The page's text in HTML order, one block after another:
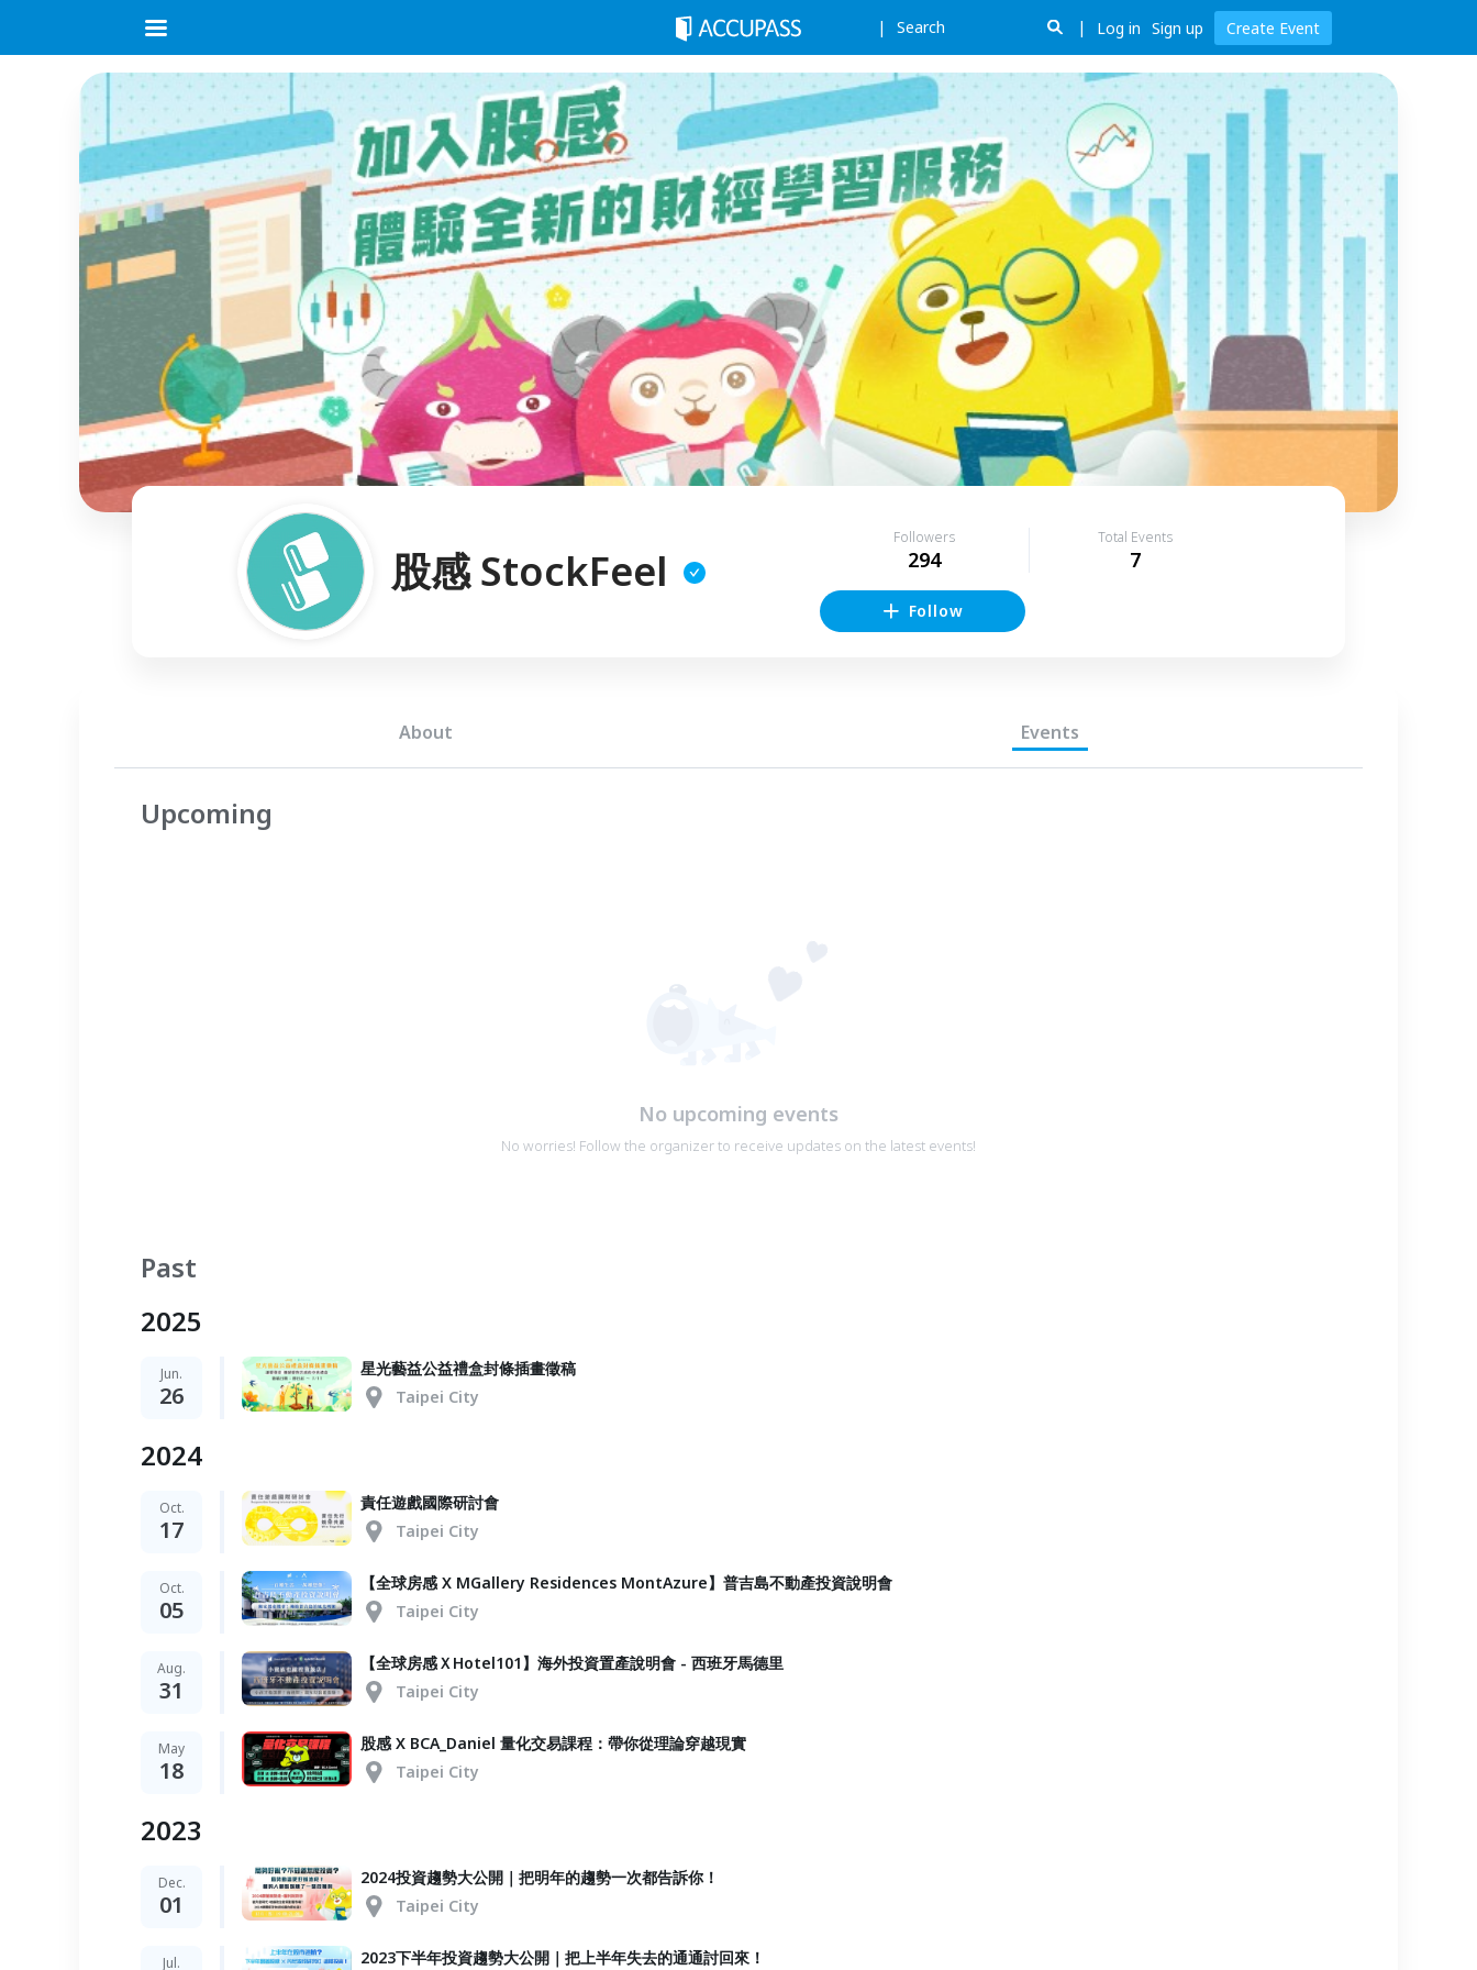
Search Log in Sign up Create Event
股感 StockFeel
Followers
294
Total Events
7
Follow
About Events
Upcoming
No upcoming events
No worries! Follow the organizer to receive updates on the latest events!
Past
2025
Jun.
26
星光藝益公益禮盒封條插畫徵稿
Taipei City
2024
Oct.
17
責任遊戲國際研討會
Taipei City
Oct.
05
【全球房感 X MGallery Residences MontAzure】普吉島不動產投資說明會
Taipei City
Aug.
31
【全球房感ＸHotel101】海外投資置產說明會 - 西班牙馬德里
Taipei City
May
18
股感 X BCA_Daniel 量化交易課程：帶你從理論穿越現實
Taipei City
2023
Dec.
01
2024投資趨勢大公開｜把明年的趨勢一次都告訴你！
Taipei City
Jul. 2023下半年投資趨勢大公開｜把上半年失去的通通討回來！